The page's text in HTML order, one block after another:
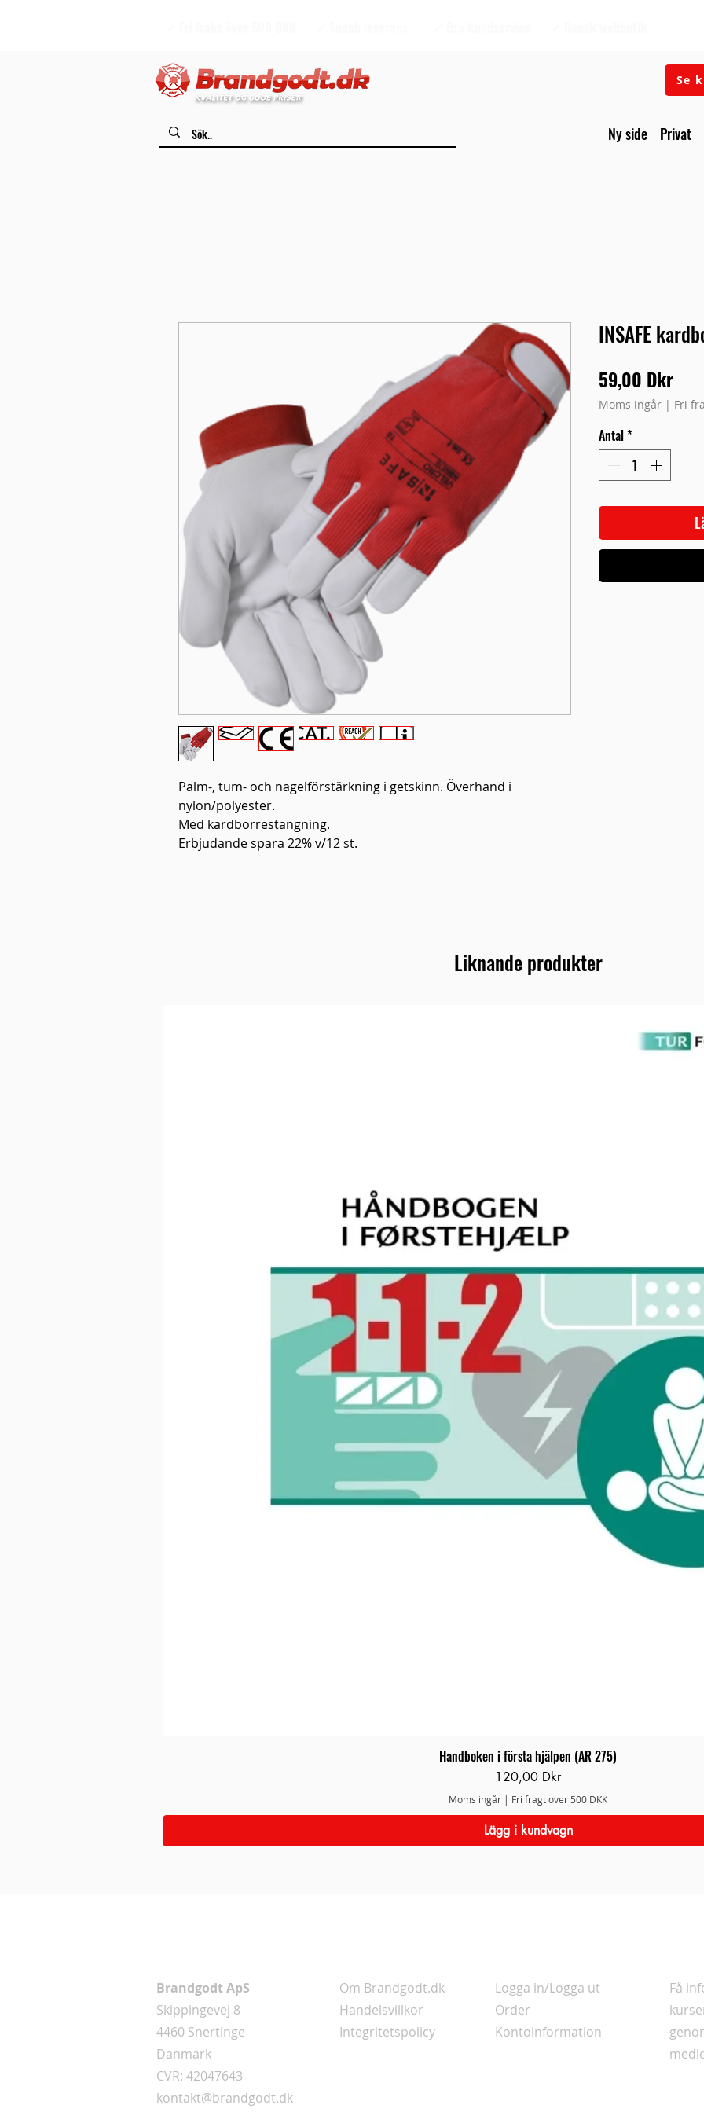
Se
Ny side Privat
Palm-, tum- och nagelförstärkning i getskinn. Överhand i
nylon/polyester.
Med kardborrestängning.
Erbjudande spara 22% v/12 st.
INSAFE
59,00 DkrPris
Moms ingår | Fri
Antal*
Liknande produkter
Snabbvisning
Handboken i första hjälpen (AR 275)
Pris
120,00 Dkr
Moms ingår | Fri fragt over 500 DKK
Lägg i kundvagn
Brandgodt ApS
Skippingevej 8
4460 Snertinge
Danmark
CVR: 42047643
kontakt@brandgodt.dk
Om Brandgodt.dk
Handelsvillkor
Integritetspolicy
Logga in/Logga ut
Order
Kontoinformation
Få